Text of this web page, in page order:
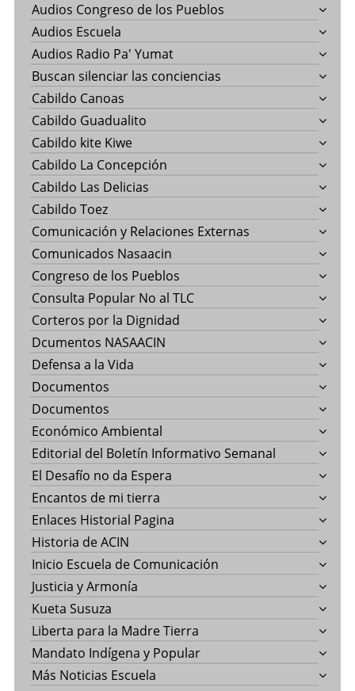
Audios Congreso de los Pueblos
Audios Escuela
Audios Radio Pa' Yumat
Buscan silenciar las conciencias
Cabildo Canoas
Cabildo Guadualito
Cabildo kite Kiwe
Cabildo La Concepción
Cabildo Las Delicias
Cabildo Toez
Comunicación y Relaciones Externas
Comunicados Nasaacin
Congreso de los Pueblos
Consulta Popular No al TLC
Corteros por la Dignidad
Dcumentos NASAACIN
Defensa a la Vida
Documentos
Documentos
Económico Ambiental
Editorial del Boletín Informativo Semanal
El Desafío no da Espera
Encantos de mi tierra
Enlaces Historial Pagina
Historia de ACIN
Inicio Escuela de Comunicación
Justicia y Armonía
Kueta Susuza
Liberta para la Madre Tierra
Mandato Indígena y Popular
Más Noticias Escuela